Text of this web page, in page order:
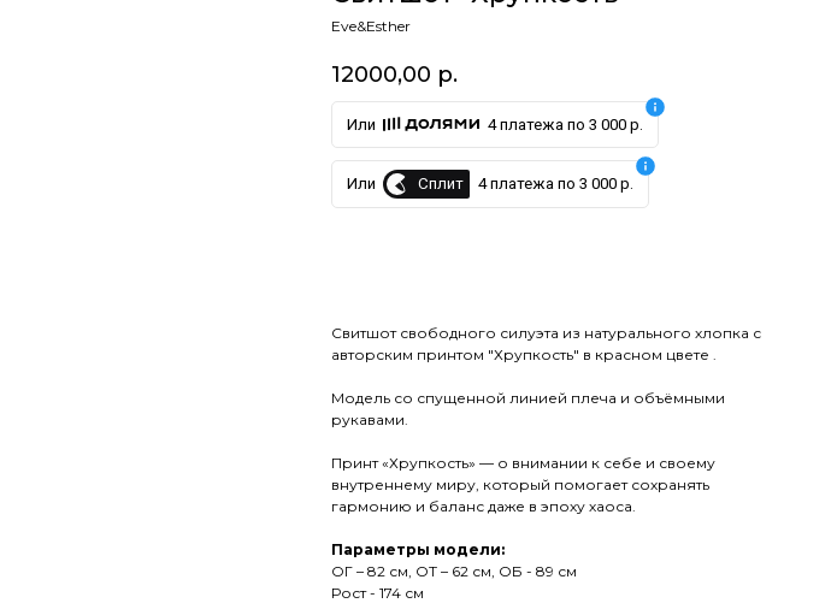
Eve&Esther
12000,00 р.
Или 4 платежа по 3 000 р.
Или Сплит 4 платежа по 3 000 р.
Свитшот свободного силуэта из натурального хлопка с
авторским принтом "Хрупкость" в красном цвете .
Модель со спущенной линией плеча и объёмными
рукавами.
Принт «Хрупкость» — о внимании к себе и своему
внутреннему миру, который помогает сохранять
гармонию и баланс даже в эпоху хаоса.
Параметры модели:
ОГ – 82 см, ОТ – 62 см, ОБ - 89 см
Рост - 174 см